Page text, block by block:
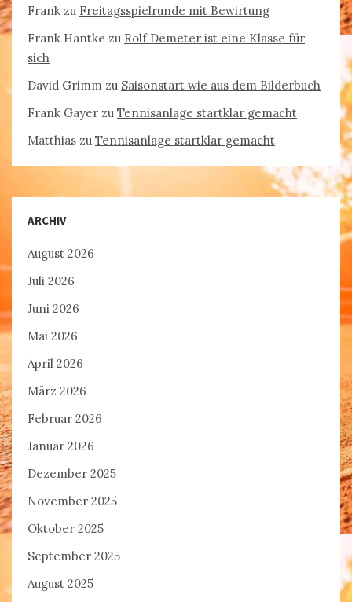
Frank zu Freitagsspielrunde mit Bewirtung
Frank Hantke zu Rolf Demeter ist eine Klasse für
sich
David Grimm zu Saisonstart wie aus dem Bilderbuch
Frank Gayer zu Tennisanlage startklar gemacht
Matthias zu Tennisanlage startklar gemacht
ARCHIV
August 2026
Juli 2026
Juni 2026
Mai 2026
April 2026
März 2026
Februar 2026
Januar 2026
Dezember 2025
November 2025
Oktober 2025
September 2025
August 2025